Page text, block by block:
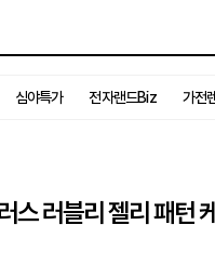
심야특가 전자랜드Biz 가전
스 러블리 젤리 패턴